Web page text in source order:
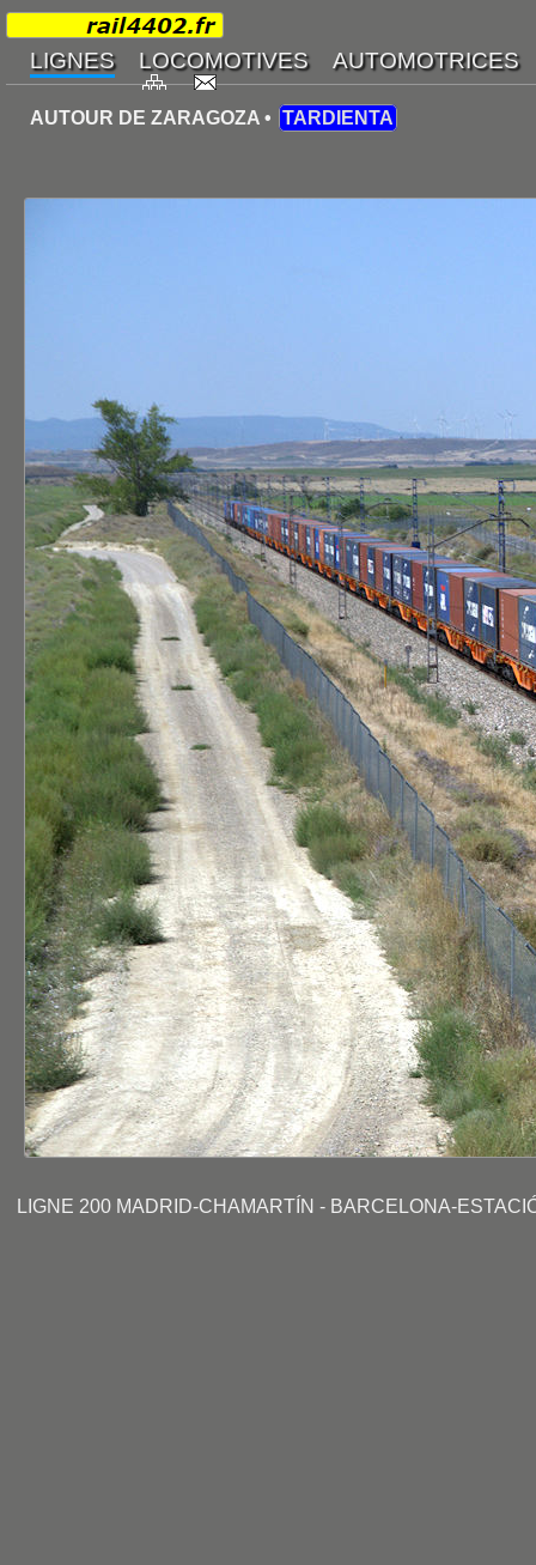
AUTOUR DE ZARAGOZA • TARDIENTA
LIGNE 200 MADRID-CHAMARTÍN - BARCELONA-